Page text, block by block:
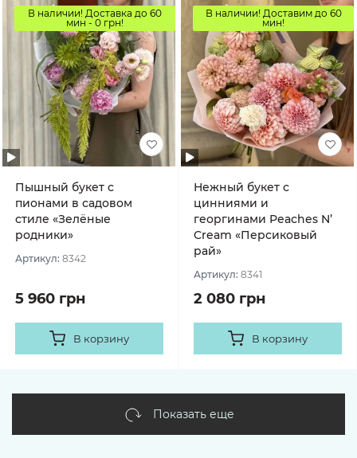
В наличии! Доставка до 60
мин - 0 грн!
Пышный букет с
пионами в садовом
стиле «Зелёные
родники»
Артикул: 8342
5 960 грн
В корзину
В наличии! Доставим до 60
мин!
Нежный букет с
цинниями и
георгинами Peaches N’
Cream «Персиковый
рай»
Артикул: 8341
2 080 грн
В корзину
Показать еще